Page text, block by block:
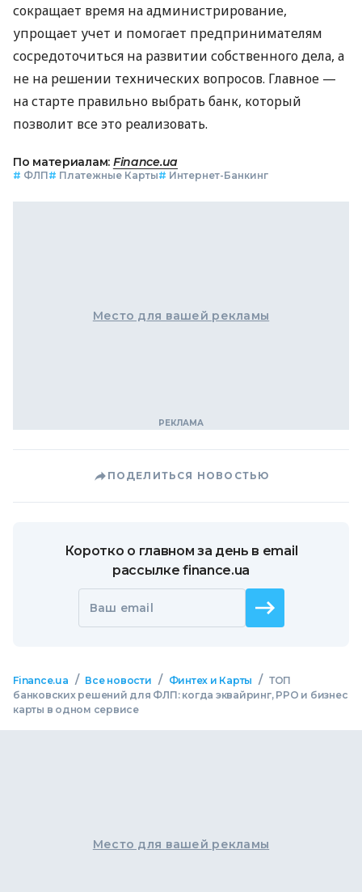
сокращает время на администрирование,
упрощает учет и помогает предпринимателям
сосредоточиться на развитии собственного дела, а
не на решении технических вопросов. Главное —
на старте правильно выбрать банк, который
позволит все это реализовать.
По материалам: Finance.ua
# ФЛП# Платежные Карты# Интернет-Банкинг
Место для вашей рекламы
ПОДЕЛИТЬСЯ НОВОСТЬЮ
Коротко о главном за день в email
рассылке finance.ua
Ваш email
Finance.ua / Все новости / Финтех и Карты / ТОП
банковских решений для ФЛП: когда эквайринг, РРО и бизнес
карты в одном сервисе
Место для вашей рекламы